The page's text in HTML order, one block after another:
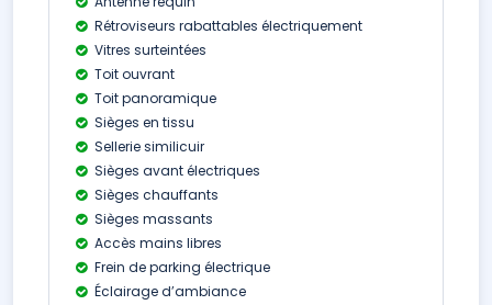
Rétroviseurs rabattables électriquement
Vitres surteintées
Toit ouvrant
Toit panoramique
Sièges en tissu
Sellerie similicuir
Sièges avant électriques
Sièges chauffants
Sièges massants
Accès mains libres
Frein de parking électrique
Éclairage d’ambiance